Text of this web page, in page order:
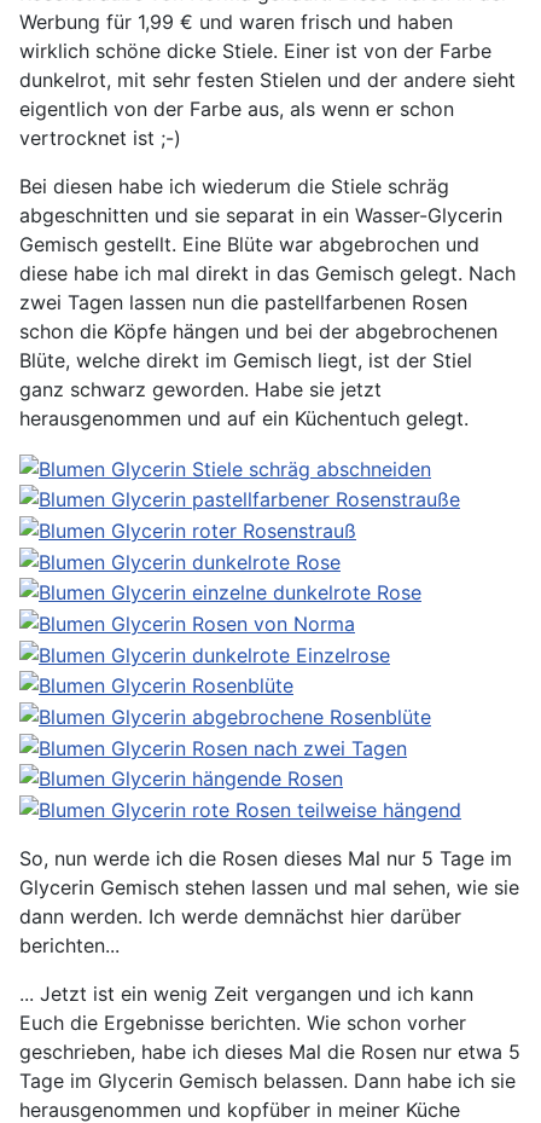
Werbung für 1,99 € und waren frisch und haben
wirklich schöne dicke Stiele. Einer ist von der Farbe
dunkelrot, mit sehr festen Stielen und der andere sieht
eigentlich von der Farbe aus, als wenn er schon
vertrocknet ist ;-)
Bei diesen habe ich wiederum die Stiele schräg
abgeschnitten und sie separat in ein Wasser-Glycerin
Gemisch gestellt. Eine Blüte war abgebrochen und
diese habe ich mal direkt in das Gemisch gelegt. Nach
zwei Tagen lassen nun die pastellfarbenen Rosen
schon die Köpfe hängen und bei der abgebrochenen
Blüte, welche direkt im Gemisch liegt, ist der Stiel
ganz schwarz geworden. Habe sie jetzt
herausgenommen und auf ein Küchentuch gelegt.
So, nun werde ich die Rosen dieses Mal nur 5 Tage im
Glycerin Gemisch stehen lassen und mal sehen, wie sie
dann werden. Ich werde demnächst hier darüber
berichten...
... Jetzt ist ein wenig Zeit vergangen und ich kann
Euch die Ergebnisse berichten. Wie schon vorher
geschrieben, habe ich dieses Mal die Rosen nur etwa 5
Tage im Glycerin Gemisch belassen. Dann habe ich sie
herausgenommen und kopfüber in meiner Küche